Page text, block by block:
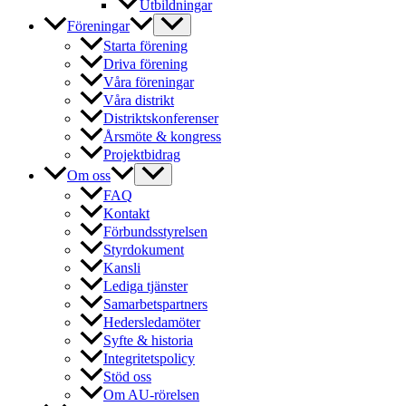
Utbildningar
Föreningar
Starta förening
Driva förening
Våra föreningar
Våra distrikt
Distriktskonferenser
Årsmöte & kongress
Projektbidrag
Om oss
FAQ
Kontakt
Förbundsstyrelsen
Styrdokument
Kansli
Lediga tjänster
Samarbetspartners
Hedersledamöter
Syfte & historia
Integritetspolicy
Stöd oss
Om AU-rörelsen